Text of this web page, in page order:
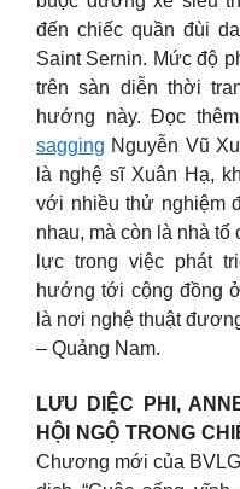
đến chiếc quần đùi
Saint Sernin. Mức độ
trên sàn diễn thời
hướng này. Đọc
sagging Nguyễn Vũ
là nghệ sĩ Xuân Hạ,
với nhiều thử nghiệm
nhau, mà còn là nhà
lực trong việc phát
hướng tới cộng đồng
là nơi nghệ thuật
– Quảng Nam.
LƯU DIỆC PHI,
HỘI NGỘ TRONG
Chương mới của